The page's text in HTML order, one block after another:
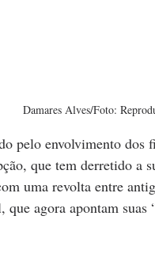
Damares Alves/Foto:
pelo envolvimento dos
que tem derretido a
uma revolta entre
agora apontam suas